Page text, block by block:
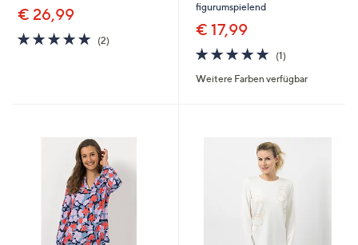
€ 26,99
5.0
von
(2)2
figurumspielend
€ 17,99
5.0
von
5
(1)1
Weitere Farben verfügbar